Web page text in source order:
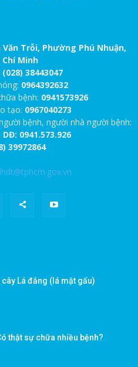
Văn Trỗi, Phường Phú Nhuận,
Chí Minh
(028) 38443047
0964392632
bệnh: 0941573926
tạo: 0967040273
bệnh, người nhà người bệnh:
DĐ: 0941.573.926
39972864
Lá đắng (lá mật gấu)
thật sự chữa nhiều bệnh?